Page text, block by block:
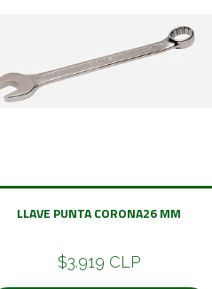
LLAVE PUNTA CORONA26 MM
$3.919 CLP